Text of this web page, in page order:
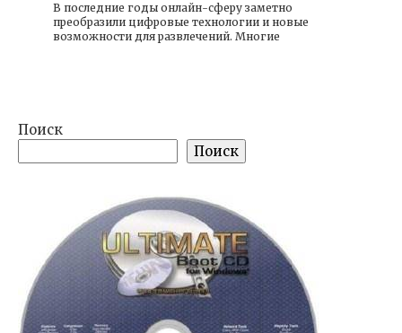
В последние годы онлайн-сферу заметно
преобразили цифровые технологии и новые
возможности для развлечений. Многие
Поиск
Поиск